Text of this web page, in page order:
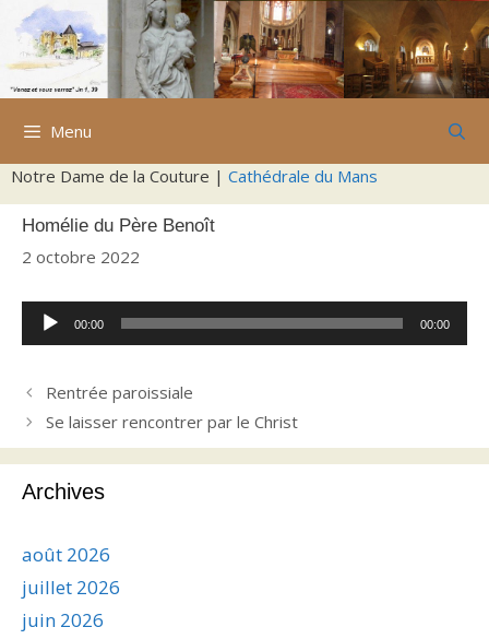
Aller
contenu
Menu
Notre Dame de la Couture | Cathédrale du Mans
Homélie du Père Benoît
2 octobre 2022
Lecteur
audio
00:00 00:00
Rentrée paroissiale
Se laisser rencontrer par le Christ
Archives
août 2026
juillet 2026
juin 2026